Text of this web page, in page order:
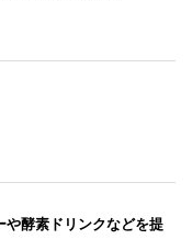
や酵素ドリンクなどを提